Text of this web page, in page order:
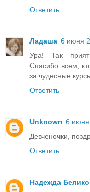
Ответить
Ладаша 6 июня
Ура! Так
Спасибо всем,
за чудесные
Ответить
Unknown 6 июня
Девченочки,
Ответить
Надежда